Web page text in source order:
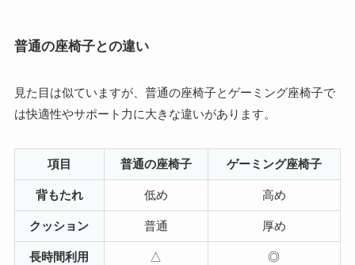
普通の座椅子との違い
見た目は似ていますが、普通の座椅子とゲーミング座椅子で
は快適性やサポート力に大きな違いがあります。
項目 普通の座椅子 ゲーミング座椅子
背もたれ 低め 高め
クッション 普通 厚め
長時間利用 △ ◎